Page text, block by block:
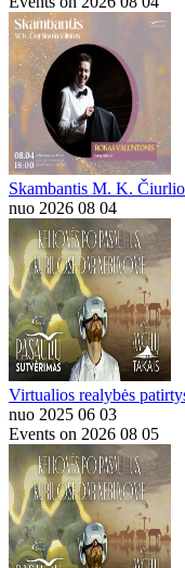
Skambantis M. K.
nuo 2026 08 04
Virtualios realybės
nuo 2025 06 03
Events on 2026 08 05